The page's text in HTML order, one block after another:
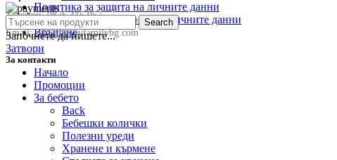
Политика за защита на личните данни
Политика за съхранение на личните данни
Връщане
За контакти
Телефон:0876 415 057
Email:sale@happyfamilybg.com
Search
Започнете да пишете...
Затвори
Начало
Промоции
За бебето
Back
Бебешки колички
Полезни уреди
Хранене и кърмене